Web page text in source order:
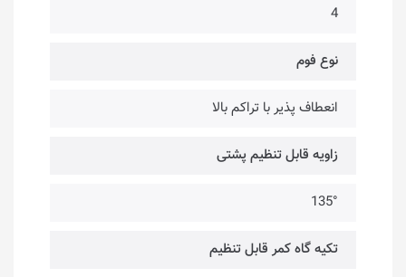
4
نوع فوم
انعطاف پذیر با تراکم بالا
زاویه قابل تنظیم پشتی
135°
تکیه گاه کمر قابل تنظیم